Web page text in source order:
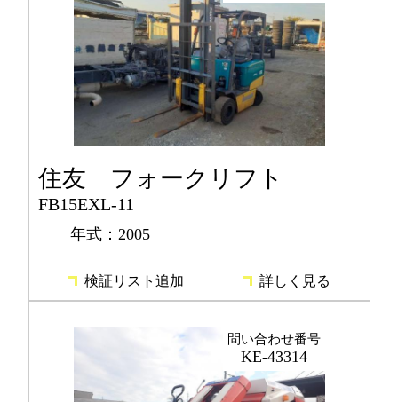
住友 フォークリフト
FB15EXL-11
年式：2005
検証リスト追加 詳しく見る
問い合わせ番号
KE-43314